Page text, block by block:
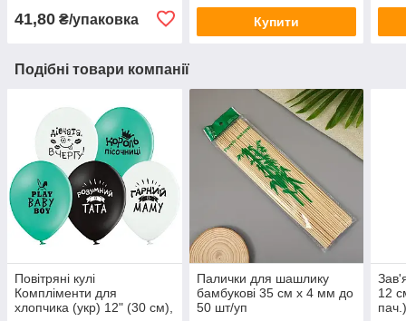
41,80 ₴/упаковка Купити
Подібні товари компанії
Повітряні кулі
Компліменти для
хлопчика (укр) 12" (30 см),
Палички для шашлику
бамбукові 35 см х 4 мм до
50 шт/уп
12